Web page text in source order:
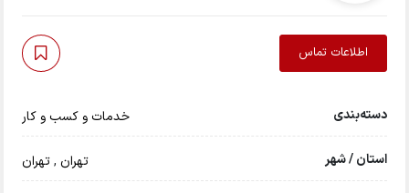
اطلاعات تماس
دسته‌بندی خدمات و کسب و کار
استان / شهر تهران,تهران